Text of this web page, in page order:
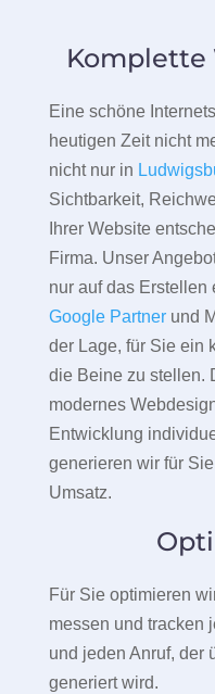
Komplette
Eine schöne
heutigen Zeit nicht
nicht nur in
Sichtbarkeit,
Ihrer Website
Firma. Unser
nur auf das Erstellen
Google Partnerund
der Lage, für Sie ein
die Beine zu stellen.
modernes
Entwicklung
generieren wir für
Umsatz.
Für Sie optimieren
messen und tracken
und jeden Anruf, der
generiert wird.